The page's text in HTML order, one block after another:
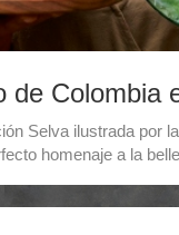
de Colombia
Selva ilustrada por
homenaje a la